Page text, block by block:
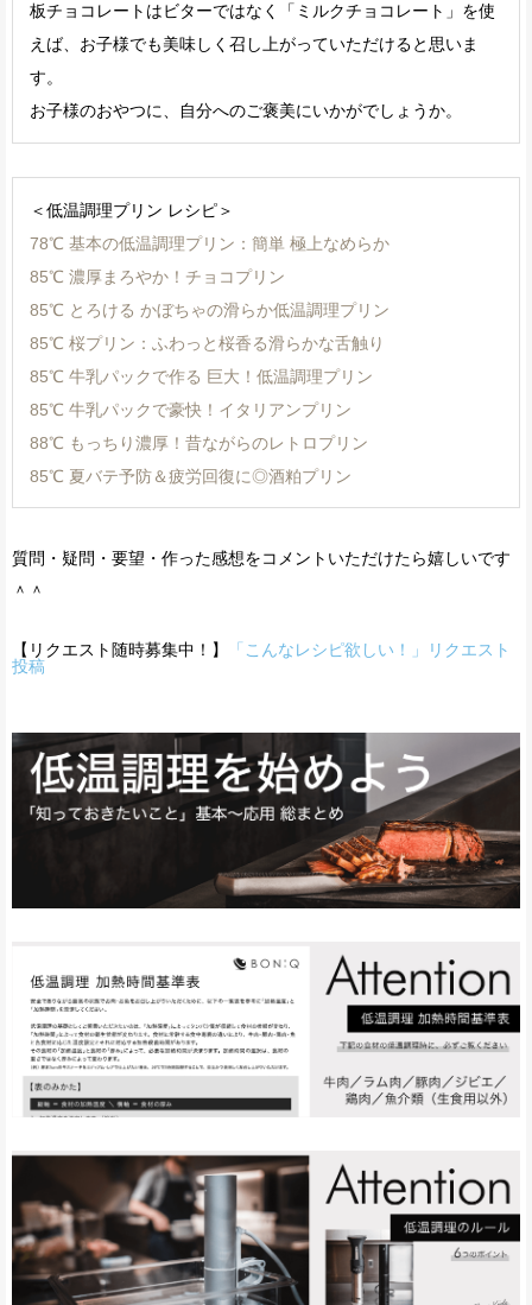
板チョコレートはビターではなく「ミルクチョコレート」を使
えば、お子様でも美味しく召し上がっていただけると思いま
す。
お子様のおやつに、自分へのご褒美にいかがでしょうか。
＜低温調理プリン レシピ＞
78℃ 基本の低温調理プリン：簡単 極上なめらか
85℃ 濃厚まろやか！チョコプリン
85℃ とろける かぼちゃの滑らか低温調理プリン
85℃ 桜プリン：ふわっと桜香る滑らかな舌触り
85℃ 牛乳パックで作る 巨大！低温調理プリン
85℃ 牛乳パックで豪快！イタリアンプリン
88℃ もっちり濃厚！昔ながらのレトロプリン
85℃ 夏バテ予防＆疲労回復に◎酒粕プリン
質問・疑問・要望・作った感想をコメントいただけたら嬉しいです
＾＾
【リクエスト随時募集中！】
「こんなレシピ欲しい！」リクエスト
投稿